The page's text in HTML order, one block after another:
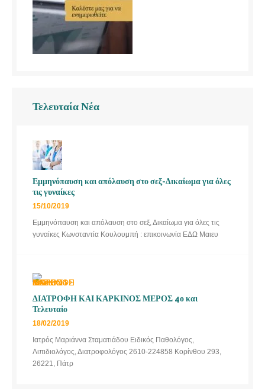
Τελευταία Νέα
Εμμηνόπαυση και απόλαυση στο σεξ-Δικαίωμα για όλες
τις γυναίκες
15/10/2019
Εμμηνόπαυση και απόλαυση στο σεξ, Δικαίωμα για όλες τις
γυναίκες Κωνσταντία Κουλουμπή : επικοινωνία ΕΔΩ Μαιευ
ΔΙΑΤΡΟΦΗ ΚΑΙ ΚΑΡΚΙΝΟΣ ΜΕΡΟΣ 4ο και
Τελευταίο
18/02/2019
Ιατρός Μαριάννα Σταματιάδου Ειδικός Παθολόγος,
Λιπιδιολόγος, Διατροφολόγος 2610-224858 Κορίνθου 293,
26221, Πάτρ